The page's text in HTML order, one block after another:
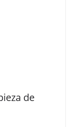
de